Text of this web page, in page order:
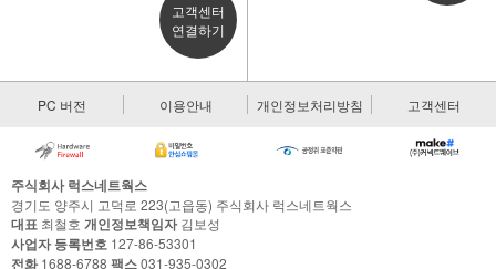
고객센터
연결하기
PC 버전 이용안내 개인정보처리방침 고객센터
주식회사 럭스네트웍스
경기도 양주시 고덕로 223(고읍동) 주식회사 럭스네트웍스
대표 최철호 개인정보책임자김보성
사업자 등록번호 127-86-53301
전화1688-6788 팩스031-935-0302